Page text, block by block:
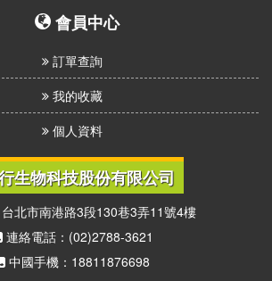
會員中心
訂單查詢
我的收藏
個人資料
生物科技股份有限公司
北市南港路3段130巷3弄11號4樓
連絡電話：(02)2788-3621
中國手機：18811876698